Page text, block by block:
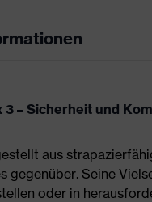
3 – Sicherheit und
aus
gegenüber. Seine
oder in